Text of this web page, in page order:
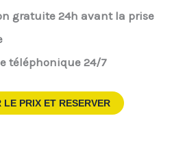
gratuite 24h avant la prise
téléphonique 24/7
PRIX ET RESERVER